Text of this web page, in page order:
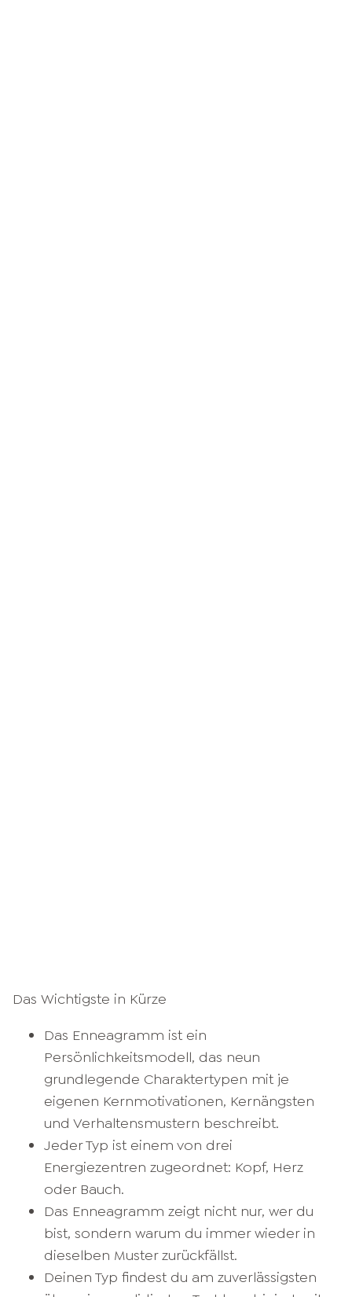
Das Wichtigste in Kürze
Das Enneagramm ist ein
Persönlichkeitsmodell, das neun
grundlegende Charaktertypen mit je
eigenen Kernmotivationen, Kernängsten
und Verhaltensmustern beschreibt.
Jeder Typ ist einem von drei
Energiezentren zugeordnet: Kopf, Herz
oder Bauch.
Das Enneagramm zeigt nicht nur, wer du
bist, sondern warum du immer wieder in
dieselben Muster zurückfällst.
Deinen Typ findest du am zuverlässigsten